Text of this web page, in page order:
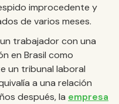
improcedente y
de varios meses.
trabajador con una
en Brasil como
un tribunal laboral
a una relación
después, la empresa